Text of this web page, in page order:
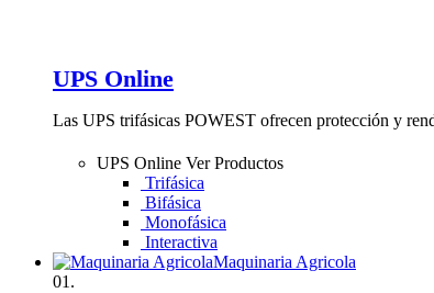
UPS Online
Las UPS trifásicas POWEST ofrecen protección y
UPS Online Ver Productos
Trifásica
Bifásica
Monofásica
Interactiva
Maquinaria Agricola
01.